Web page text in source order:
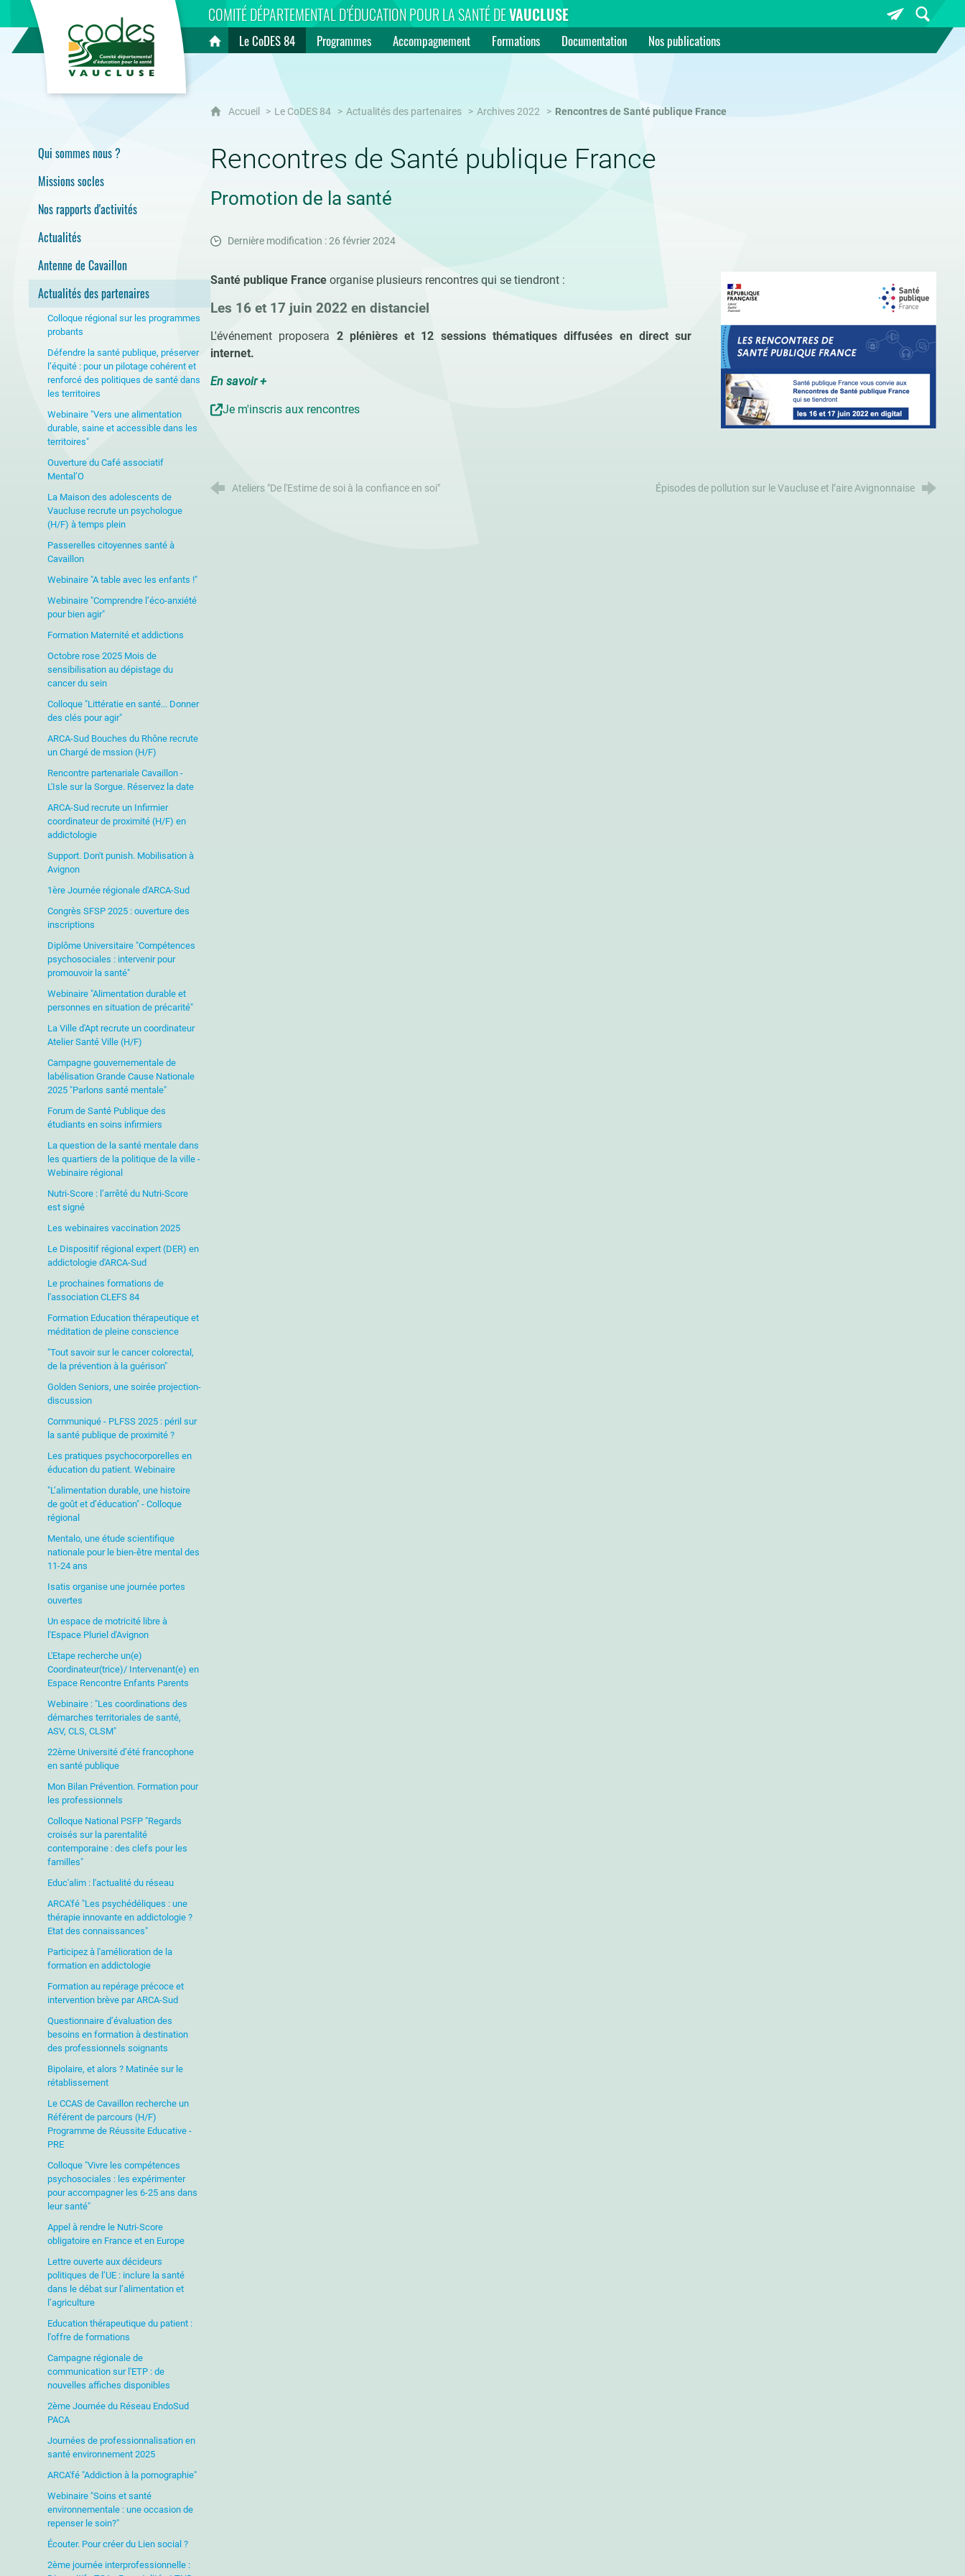
COMITÉ DÉPARTEMENTAL D’ÉDUCATION POUR LA SANTÉ DEVAUCLUSE
Accueil
Le CoDES 84 Programmes Accompagnement Formations Documentation Nos publications
Qui sommes nous ?
Missions socles
Nos rapports d'activités
Actualités
Antenne de Cavaillon
Actualités des partenaires
Colloque régional sur les programmes
probants
Défendre la santé publique, préserver
l’équité : pour un pilotage cohérent et
renforcé des politiques de santé dans
les territoires
Webinaire "Vers une alimentation
durable, saine et accessible dans les
territoires"
Ouverture du Café associatif
Mental’O
La Maison des adolescents de
Vaucluse recrute un psychologue
(H/F) à temps plein
Passerelles citoyennes santé à
Cavaillon
Webinaire "A table avec les enfants !"
Webinaire "Comprendre l’éco-anxiété
pour bien agir"
Formation Maternité et addictions
Octobre rose 2025 Mois de
sensibilisation au dépistage du
cancer du sein
Colloque "Littératie en santé... Donner
des clés pour agir"
ARCA-Sud Bouches du Rhône recrute
un Chargé de mssion (H/F)
Rencontre partenariale Cavaillon -
L'Isle sur la Sorgue. Réservez la date
ARCA-Sud recrute un Infirmier
coordinateur de proximité (H/F) en
addictologie
Support. Don't punish. Mobilisation à
Avignon
1ère Journée régionale d'ARCA-Sud
Congrès SFSP 2025 : ouverture des
inscriptions
Diplôme Universitaire "Compétences
psychosociales : intervenir pour
promouvoir la santé"
Webinaire "Alimentation durable et
personnes en situation de précarité"
La Ville d'Apt recrute un coordinateur
Atelier Santé Ville (H/F)
Campagne gouvernementale de
labélisation Grande Cause Nationale
2025 "Parlons santé mentale"
Forum de Santé Publique des
étudiants en soins infirmiers
La question de la santé mentale dans
les quartiers de la politique de la ville -
Webinaire régional
Nutri-Score : l’arrêté du Nutri-Score
est signé
Les webinaires vaccination 2025
Le Dispositif régional expert (DER) en
addictologie d'ARCA-Sud
Le prochaines formations de
l'association CLEFS 84
Formation Education thérapeutique et
méditation de pleine conscience
"Tout savoir sur le cancer colorectal,
de la prévention à la guérison"
Golden Seniors, une soirée projection-
discussion
Communiqué - PLFSS 2025 : péril sur
la santé publique de proximité ?
Les pratiques psychocorporelles en
éducation du patient. Webinaire
"L’alimentation durable, une histoire
de goût et d’éducation" - Colloque
régional
Mentalo, une étude scientifique
nationale pour le bien-être mental des
11-24 ans
Isatis organise une journée portes
ouvertes
Un espace de motricité libre à
l'Espace Pluriel d'Avignon
L'Etape recherche un(e)
Coordinateur(trice)/ Intervenant(e) en
Espace Rencontre Enfants Parents
Webinaire : "Les coordinations des
démarches territoriales de santé,
ASV, CLS, CLSM"
22ème Université d’été francophone
en santé publique
Mon Bilan Prévention. Formation pour
les professionnels
Colloque National PSFP "Regards
croisés sur la parentalité
contemporaine : des clefs pour les
familles"
Educ'alim : l'actualité du réseau
ARCA'fé "Les psychédéliques : une
thérapie innovante en addictologie ?
Etat des connaissances"
Participez à l'amélioration de la
formation en addictologie
Formation au repérage précoce et
intervention brève par ARCA-Sud
Questionnaire d’évaluation des
besoins en formation à destination
des professionnels soignants
Bipolaire, et alors ? Matinée sur le
rétablissement
Le CCAS de Cavaillon recherche un
Référent de parcours (H/F)
Programme de Réussite Educative -
PRE
Colloque "Vivre les compétences
psychosociales : les expérimenter
pour accompagner les 6-25 ans dans
leur santé"
Appel à rendre le Nutri-Score
obligatoire en France et en Europe
Lettre ouverte aux décideurs
politiques de l’UE : inclure la santé
dans le débat sur l’alimentation et
l’agriculture
Education thérapeutique du patient :
l'offre de formations
Campagne régionale de
communication sur l'ETP : de
nouvelles affiches disponibles
2ème Journée du Réseau EndoSud
PACA
Journées de professionnalisation en
santé environnement 2025
ARCA'fé "Addiction à la pornographie"
Webinaire "Soins et santé
environnementale : une occasion de
repenser le soin?"
Écouter. Pour créer du Lien social ?
2ème journée interprofessionnelle :
Accueil Le CoDES 84 Actualités des partenaires Archives 2022 Rencontres de Santé publique France
Rencontres de Santé publique France
Promotion de la santé
Dernière modification : 26 février 2024
Santé publique Franceorganise plusieurs rencontres qui se tiendront :
Les 16 et 17 juin 2022 en distanciel
L'événement proposera 2 plénières et 12 sessions thématiques diffusées en direct sur
internet.
En savoir +
Je m'inscris aux rencontres
Ateliers "De l'Estime de soi à la confiance en soi" Épisodes de pollution sur le Vaucluse et l’aire Avignonnaise